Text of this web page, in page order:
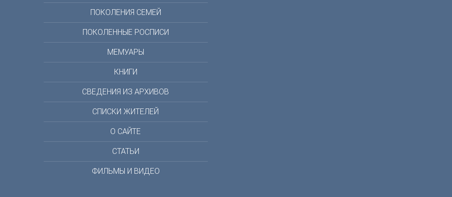
ПОКОЛЕНИЯ СЕМЕЙ
ПОКОЛЕННЫЕ РОСПИСИ
МЕМУАРЫ
КНИГИ
СВЕДЕНИЯ ИЗ АРХИВОВ
СПИСКИ ЖИТЕЛЕЙ
О САЙТЕ
СТАТЬИ
ФИЛЬМЫ И ВИДЕО